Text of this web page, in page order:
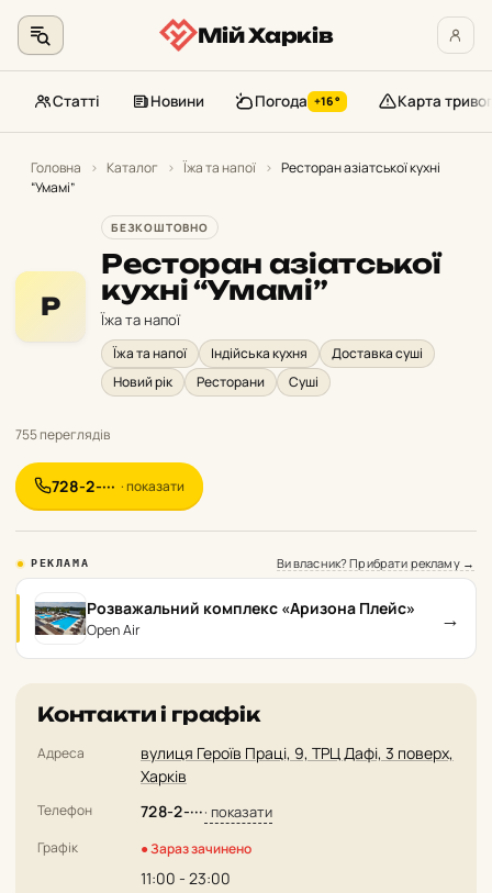
контенту
Мій Харків
Статті Новини Погода +16° Карта тривог
Головна › Каталог › Їжа та напої › Ресторан азіатської кухні
“Умамі”
Р
БЕЗКОШТОВНО
Ресторан азіатської
кухні “Умамі”
Їжа та напої
Їжа та напої Індійська кухня
Доставка суші
Новий рік
Ресторани Суші
755 переглядів
728-2-··· · показати
РЕКЛАМА Ви власник? Прибрати рекламу →
Розважальний комплекс «Аризона Плейс»
Open Air →
Контакти і графік
Адреса
вулиця Героїв Праці, 9, ТРЦ Дафі, 3 поверх,
Харків
Телефон 728-2-···· показати
Графік ● Зараз зачинено
11:00 - 23:00